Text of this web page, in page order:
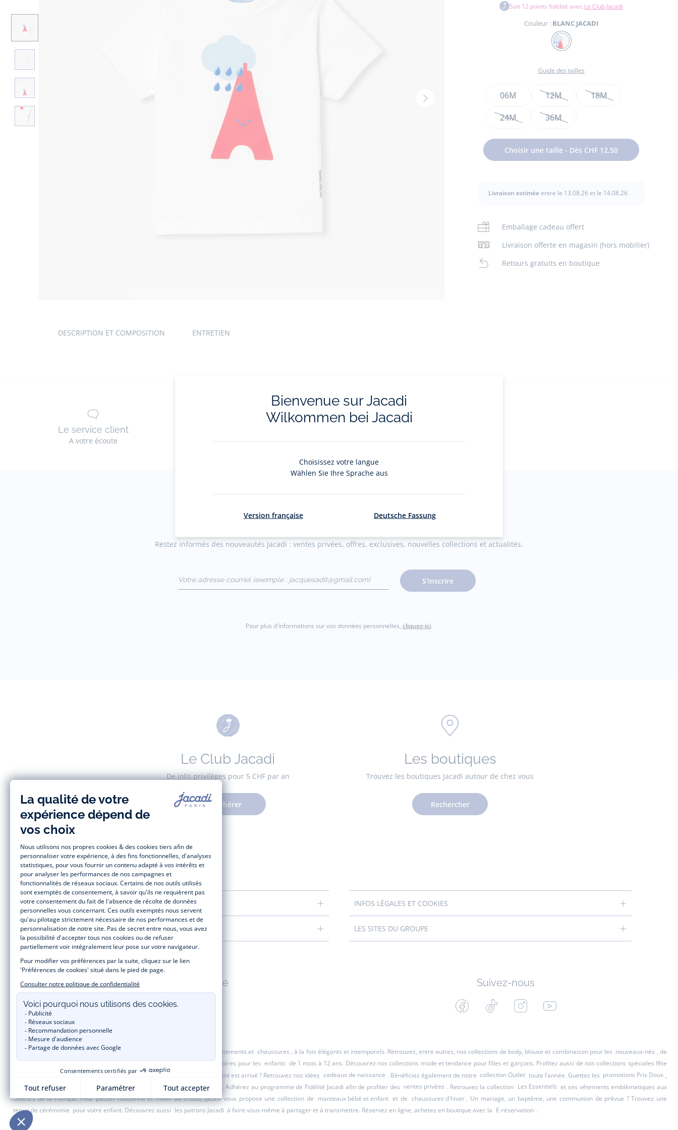
Vignette
Soit 12 points fidélité avec Le Club Jacadi
Couleur : BLANC JACADI
Couleur
BLANC
Guide des tailles
06M 12M
18M
24M
36M
Choisir une taille - Dès CHF 12.50
Livraison estiméeentre le 13.08.26 et le 14.08.26
Emballage cadeau offert
Livraison offerte en magasin (hors mobilier)
Retours gratuits en boutique
DESCRIPTION ET COMPOSITION ENTRETIEN
Le service client
A votre écoute
La newsletter
Restez informés des nouveautés Jacadi : ventes privées, offres, exclusives, nouvelles collections et actualités.
(exemple :
jacquesadit@gmail.com)
S'inscrire
Pour plus d'informations sur vos données personnelles, cliquez-ici.
Le Club Jacadi
De jolis privilèges pour 5 CHF par an
Adhérer
Les boutiques
Trouvez les boutiques Jacadi autour de chez vous
Rechercher
AIDE ET SERVICES
LA MAISON JACADI
INFOS LÉGALES ET COOKIES
LES SITES DU GROUPE
Paiement 100% sécurisé Suivez-nous
Facebook Tiktok InstagramYoutube
Jacadi Paris vous propose sur sa boutique en ligne une grande variété de vêtements et chaussures , à la fois élégants et intemporels. Retrouvez, entre autres, nos collections de body, blouse et combinaison pour les nouveaux-nés , de
et de pantalons, chaussettes et accessoires pour les enfants de 1 mois à 12 ans. Découvrez nos collections mode et tendance pour filles et garçons. Profitez aussi de nos collections spéciales fête
de fin d’année et trouvez des idées cadeaux de Noël . Un heureux événement est arrivé ? Retrouvez nos idées cadeaux de naissance . Bénéficiez également de notre collection Outlet toute l’année. Guettez les promotions Prix Doux
une opération spéciale Jacadi avec des vêtements enfant à prix tout ronds. Adhérez au programme de Fidélité Jacadi afin de profiter des ventes privées . Retrouvez la collection Les Essentiels et ses vêtements emblématiques aux
couleurs de la marque. Pour passer l’automne et l’hiver au chaud, Jacadi vous propose une collection de manteaux bébé et enfant et de chaussures d'hiver . Un mariage, un baptême, une communion de prévue ? Trouvez une
tenue de cérémonie pour votre enfant. Découvrez aussi les patrons Jacadi à faire vous-même à partager et à transmettre. Réservez en ligne, achetez en boutique avec la E-réservation .
Bienvenue sur Jacadi
Wilkommen bei Jacadi
Choisissez votre langue
Wählen Sie Ihre Sprache aus
Version française Deutsche Fassung